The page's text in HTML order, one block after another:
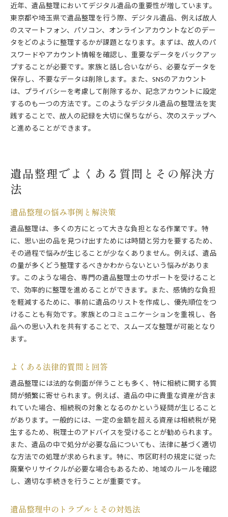
近年、遺品整理においてデジタル遺品の重要性が増しています。
東京都や埼玉県で遺品整理を行う際、デジタル遺品、例えば故人
のスマートフォン、パソコン、オンラインアカウントなどのデー
タをどのように整理するかが課題となります。まずは、故人のパ
スワードやアカウント情報を確認し、重要なデータをバックアッ
プすることが必要です。家族と話し合いながら、必要なデータを
保存し、不要なデータは削除します。また、SNSのアカウント
は、プライバシーを考慮して削除するか、記念アカウントに設定
するのも一つの方法です。このようなデジタル遺品の整理法を実
践することで、故人の記録を大切に保ちながら、次のステップへ
と進めることができます。
遺品整理でよくある質問とその解決方
法
遺品整理の悩み事例と解決策
遺品整理は、多くの方にとって大きな負担となる作業です。特
に、思い出の品を見つけ出すためには時間と労力を要するため、
その過程で悩みが生じることが少なくありません。例えば、遺品
の量が多くどう整理するべきかわからないという悩みがありま
す。このような場合、専門の遺品整理士のサポートを受けること
で、効率的に整理を進めることができます。また、感情的な負担
を軽減するために、事前に遺品のリストを作成し、優先順位をつ
けることも有効です。家族とのコミュニケーションを重視し、各
品への思い入れを共有することで、スムーズな整理が可能となり
ます。
よくある法律的質問と回答
遺品整理には法的な側面が伴うことも多く、特に相続に関する質
問が頻繁に寄せられます。例えば、遺品の中に貴重な資産が含ま
れていた場合、相続税の対象となるのかという疑問が生じること
があります。一般的には、一定の金額を超える資産は相続税が発
生するため、税理士のアドバイスを受けることが勧められます。
また、遺品の中で処分が必要な品についても、法律に基づく適切
な方法での処理が求められます。特に、市区町村の規定に従った
廃棄やリサイクルが必要な場合もあるため、地域のルールを確認
し、適切な手続きを行うことが重要です。
遺品整理中のトラブルとその対処法